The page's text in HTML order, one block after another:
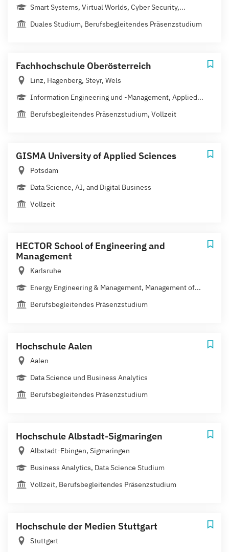
Smart Systems, Virtual Worlds, Cyber Security,...
Duales Studium, Berufsbegleitendes Präsenzstudium
Fachhochschule Oberösterreich
Linz, Hagenberg, Steyr, Wels
Information Engineering und -Management, Applied...
Berufsbegleitendes Präsenzstudium, Vollzeit
GISMA University of Applied Sciences
Potsdam
Data Science, AI, and Digital Business
Vollzeit
HECTOR School of Engineering and
Management
Karlsruhe
Energy Engineering & Management, Management of...
Berufsbegleitendes Präsenzstudium
Hochschule Aalen
Aalen
Data Science und Business Analytics
Berufsbegleitendes Präsenzstudium
Hochschule Albstadt-Sigmaringen
Albstadt-Ebingen, Sigmaringen
Business Analytics, Data Science Studium
Vollzeit, Berufsbegleitendes Präsenzstudium
Hochschule der Medien Stuttgart
Stuttgart